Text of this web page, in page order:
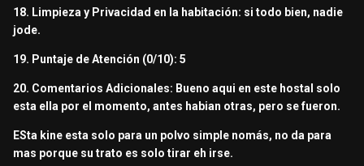
18. Limpieza y Privacidad en la habitación: si todo bien, nadie
jode.
19. Puntaje de Atención (0/10): 5
20. Comentarios Adicionales: Bueno aqui en este hostal solo
esta ella por el momento, antes habian otras, pero se fueron.
ESta kine esta solo para un polvo simple nomás, no da para
mas porque su trato es solo tirar eh irse.